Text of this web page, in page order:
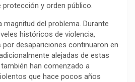
n
k
t
i
r
protección y orden público.
del problema. Durante
históricos de violencia,
desapariciones continuaron en
alejadas de estas
han comenzado a
que hace pocos años